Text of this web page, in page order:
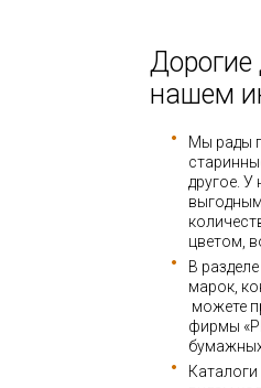
Дорогие
нашем
Мы рады
другое.
цветом,
В разделе
марок,
можете
фирмы